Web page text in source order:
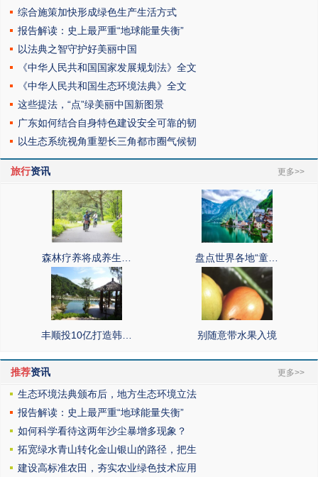
综合施策加快形成绿色生产生活方式
报告解读：史上最严重“地球能量失衡”
以法典之智守护好美丽中国
《中华人民共和国国家发展规划法》全文
《中华人民共和国生态环境法典》全文
这些提法，“点”绿美丽中国新图景
广东如何结合自身特色建设安全可靠的韧
以生态系统视角重塑长三角都市圈气候韧
旅行资讯 更多>>
森林疗养将成养生… 盘点世界各地“童…
丰顺投10亿打造韩… 别随意带水果入境
推荐资讯 更多>>
生态环境法典颁布后，地方生态环境立法
报告解读：史上最严重“地球能量失衡”
如何科学看待这两年沙尘暴增多现象？
拓宽绿水青山转化金山银山的路径，把生
建设高标准农田，夯实农业绿色技术应用